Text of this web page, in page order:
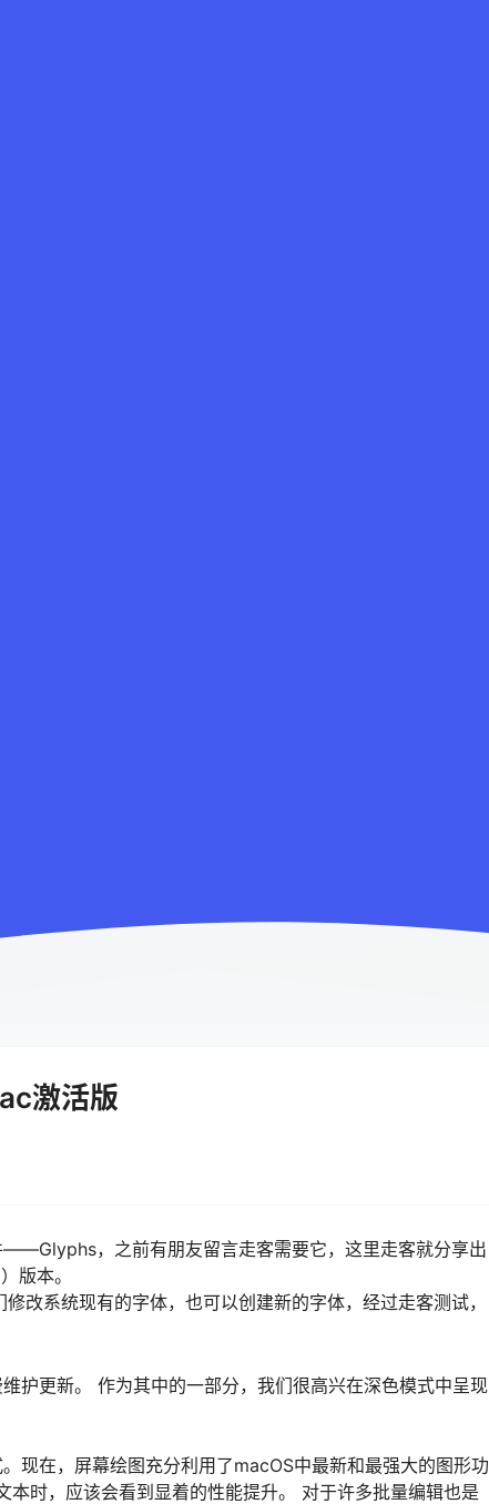
激活版
，之前有朋友留言走客需要它，这里走客就分享出
版本。
改系统现有的字体，也可以创建新的字体，经过走客测试，
护更新。 作为其中的一部分，我们很高兴在深色模式中呈现
现在，屏幕绘图充分利用了macOS中最新和最强大的图形功
本时，应该会看到显着的性能提升。 对于许多批量编辑也是